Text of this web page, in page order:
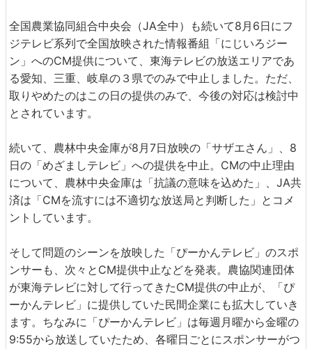
全国農業協同組合中央会（JA全中）も続いて8月6日にフ
ジテレビ系列で全国放映された情報番組「にじいろジー
ン」へのCM提供について、東海テレビの放送エリアであ
る愛知、三重、岐阜の３県でのみで中止しました。ただ、
取りやめたのはこの日の提供のみで、今後の対応は検討中
とされています。
続いて、農林中央金庫が8月7日放映の「サザエさん」、8
日の「めざましテレビ」への提供を中止。CMの中止理由
について、農林中央金庫は「抗議の意味を込めた」、JA共
済は「CMを流すには不適切な放送局と判断した」とコメ
ントしています。
そして問題のシーンを放映した「ぴーかんテレビ」のスポ
ンサーも、次々とCM提供中止などを発表。農協関連団体
が東海テレビに対して行ってきたCM提供の中止が、「ぴ
ーかんテレビ」に提供していた民間企業にも拡大していき
ます。ちなみに「ぴーかんテレビ」は毎週月曜から金曜の
9:55から放送していたため、各曜日ごとにスポンサーがつ